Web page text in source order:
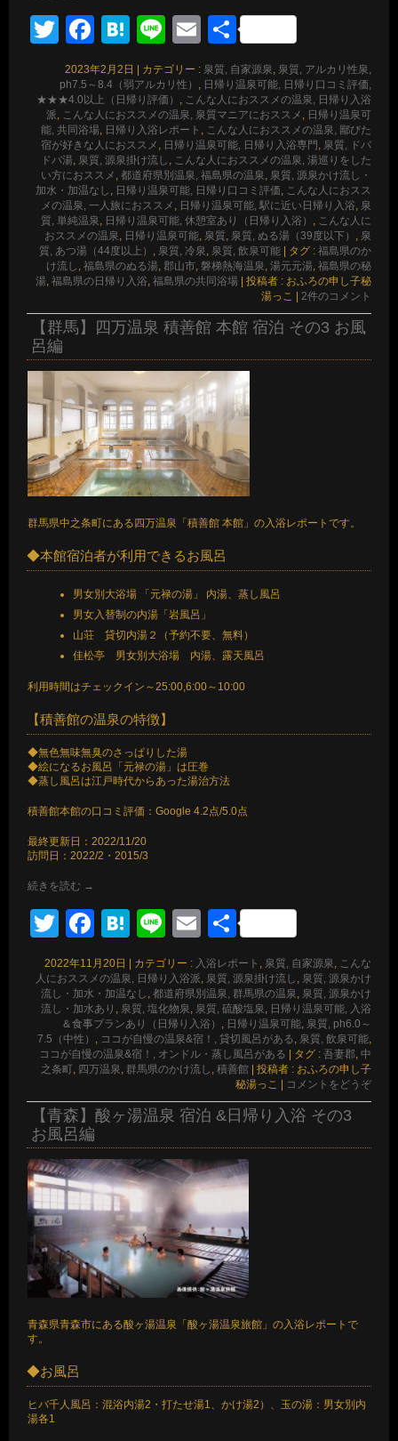
TwitterFacebook
Hatena
LineEmail
共
有
2023年2月2日 カテゴリー : 泉質, 自家源泉, 泉質, アルカリ性泉,
ph7.5～8.4（弱アルカリ性） , 日帰り温泉可能, 日帰り口コミ評価,
★★★4.0以上（日帰り評価） , こんな人におススメの温泉, 日帰り入浴
派, こんな人におススメの温泉, 泉質マニアにおススメ , 日帰り温泉可
能, 共同浴場, 日帰り入浴レポート , こんな人におススメの温泉, 鄙びた
宿が好きな人におススメ , 日帰り温泉可能, 日帰り入浴専門 , 泉質, ドバ
ドバ湯, 泉質, 源泉掛け流し , こんな人におススメの温泉, 湯巡りをした
い方におススメ , 都道府県別温泉, 福島県の温泉, 泉質, 源泉かけ流し・
加水・加温なし , 日帰り温泉可能, 日帰り口コミ評価, こんな人におスス
メの温泉, 一人旅におススメ , 日帰り温泉可能, 駅に近い日帰り入浴, 泉
質, 単純温泉, 日帰り温泉可能, 休憩室あり（日帰り入浴） , こんな人に
おススメの温泉, 日帰り温泉可能, 泉質, 泉質, ぬる湯（39度以下） , 泉
質, あつ湯（44度以上） , 泉質, 冷泉, 泉質, 飲泉可能 タグ : 福島県のか
け流し , 福島県のぬる湯, 郡山市, 磐梯熱海温泉, 湯元元湯, 福島県の秘
湯, 福島県の日帰り入浴, 福島県の共同浴場
投稿者 : おふろの申し子秘
湯っこ
2件のコメント
【群馬】四万温泉 積善館 本館 宿泊 その3 お風
呂編
群馬県中之条町にある四万温泉「積善館 本館」の入浴レポートです。
◆本館宿泊者が利用できるお風呂
男女別大浴場 「元禄の湯」 内湯、蒸し風呂
男女入替制の内湯「岩風呂」
山荘 貸切内湯２（予約不要、無料）
佳松亭 男女別大浴場 内湯、露天風呂
利用時間はチェックイン～25:00,6:00～10:00
【積善館の温泉の特徴】
◆無色無味無臭のさっぱりした湯
◆絵になるお風呂「元禄の湯」は圧巻
◆蒸し風呂は江戸時代からあった湯治方法
積善館本館の口コミ評価：Google 4.2点/5.0点
最終更新日：2022/11/20
訪問日：2022/2・2015/3
続きを読む →
TwitterFacebook
Hatena
LineEmail
共
有
2022年11月20日 カテゴリー : 入浴レポート , 泉質, 自家源泉, こんな
人におススメの温泉, 日帰り入浴派, 泉質, 源泉掛け流し , 泉質, 源泉かけ
流し・加水・加温なし , 都道府県別温泉, 群馬県の温泉, 泉質, 源泉かけ
流し・加水あり , 泉質, 塩化物泉, 泉質, 硫酸塩泉, 日帰り温泉可能, 入浴
＆食事プランあり（日帰り入浴） , 日帰り温泉可能, 泉質, ph6.0～
7.5（中性） , ココが自慢の温泉&宿！, 貸切風呂がある, 泉質, 飲泉可能,
ココが自慢の温泉&宿！, オンドル・蒸し風呂がある
タグ : 吾妻郡, 中
之条町, 四万温泉, 群馬県のかけ流し , 積善館
投稿者 : おふろの申し子
秘湯っこ
コメントをどうぞ
【青森】酸ヶ湯温泉 宿泊 &日帰り入浴 その3
お風呂編
青森県青森市にある酸ヶ湯温泉「酸ヶ湯温泉旅館」の入浴レポートで
す。
◆お風呂
ヒバ千人風呂：混浴内湯2・打たせ湯1、かけ湯2）、玉の湯：男女別内
湯各1